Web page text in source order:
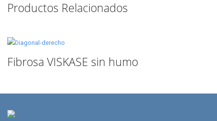
Productos Relacionados
Fibrosa VISKASE sin humo